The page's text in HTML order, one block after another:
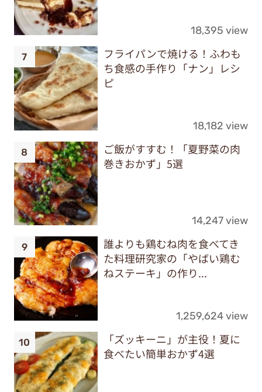
18,395 view
フライパンで焼ける！ふわも
ち食感の手作り「ナン」レシ
ピ
18,182 view
ご飯がすすむ！「夏野菜の肉
巻きおかず」5選
14,247 view
誰よりも鶏むね肉を食べてき
た料理研究家の「やばい鶏む
ねステーキ」の作り...
1,259,624 view
「ズッキーニ」が主役！夏に
食べたい簡単おかず4選